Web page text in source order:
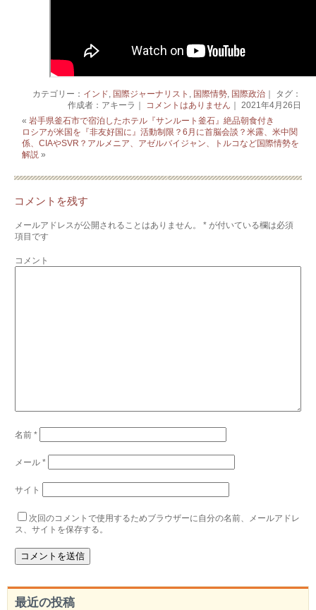
カテゴリー： インド, 国際ジャーナリスト , 国際情勢, 国際政治｜ タグ：
作成者：アキーラ｜ コメントはありません ｜ 2021年4月26日
«岩手県釜石市で宿泊したホテル『サンルート釜石』絶品朝食付き
ロシアが米国を『非友好国に』活動制限？6月に首脳会談？米露、米中関
係、CIAやSVR？アルメニア、アゼルバイジャン、トルコなど国際情勢を
解説 »
コメントを残す
メールアドレスが公開されることはありません。 * が付いている欄は必須
項目です
コメント
名前*
メール*
サイト
次回のコメントで使用するためブラウザーに自分の名前、メールアドレ
ス、サイトを保存する。
最近の投稿